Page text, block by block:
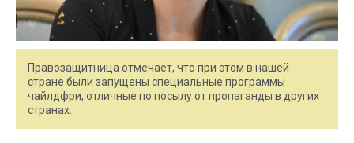
Правозащитница отмечает, что при этом в нашей
стране были запущены специальные программы
чайлдфри, отличные по посылу от пропаганды в других
странах.